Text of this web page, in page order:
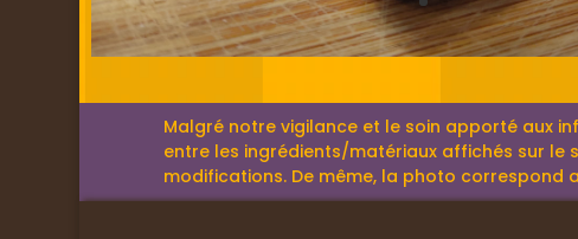
Malgré notre vigilance et le soin apporté aux
entre les ingrédients/matériaux affichés sur le
modifications. De même, la photo correspond